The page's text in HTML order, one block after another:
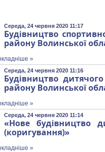
Середа, 24 червня 2020 11:17
Будівництво
району Волинської
»
Середа, 24 червня 2020 11:16
Будівництво
району Волинської
»
Середа, 24 червня 2020 11:14
«Нове будівництво
(коригування)»
»